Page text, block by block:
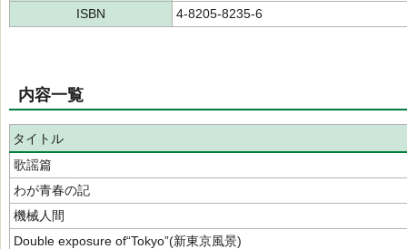
ISBN
4-8205-8235-6
内容一覧
タイトル
歌謡篇
わが青春の記
機械人間
Double exposure of“Tokyo”(新東京風景)